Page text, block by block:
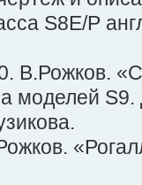
S8E/P
В.Рожков.
моделей